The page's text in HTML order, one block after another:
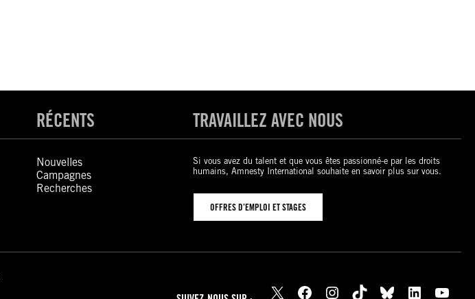
RÉCENTS
Nouvelles
Campagnes
Recherches
TRAVAILLEZ AVEC NOUS
Si vous avez du talent et que vous êtes passionné-e par les droits
humains, Amnesty International souhaite en savoir plus sur vous.
OFFRES D’EMPLOI ET STAGES
X Facebook Instagram TikTok Bluesky LinkedIn YouTube